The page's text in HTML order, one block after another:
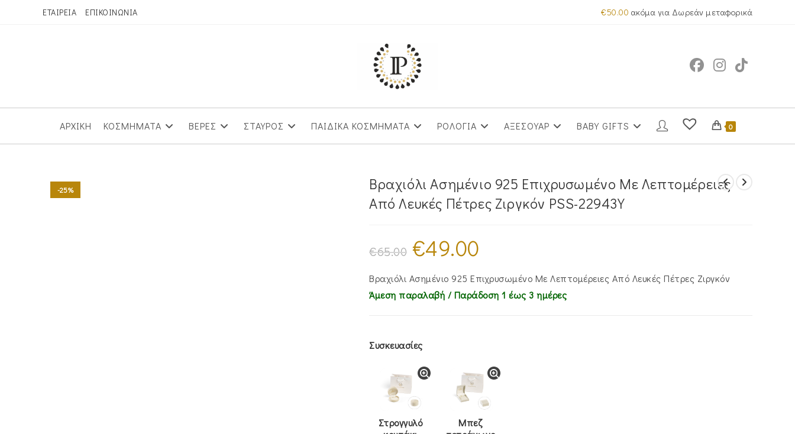
ΕΤΑΙΡΕΙΑ ΕΠΙΚΟΙΝΩΝΙΑ €50.00 ακόμα για Δωρεάν μεταφορικά
ΑΡΧΙΚΗ ΚΟΣΜΗΜΑΤΑ ΒΕΡΕΣ ΣΤΑΥΡΟΣ ΠΑΙΔΙΚΑ ΚΟΣΜΗΜΑΤΑ ΡΟΛΟΓΙΑ ΑΞΕΣΟΥΑΡ BABY GIFTS 0
-25%
Βραχιόλι Ασημένιο 925 Επιχρυσωμένο Με Λεπτομέρειες
Από Λευκές Πέτρες Ζιργκόν PSS-22943Y
€65.00
Original
price
was:
€49.00
Βραχιόλι Ασημένιο 925 Επιχρυσωμένο Με Λεπτομέρειες Από Λευκές Πέτρες Ζιργκόν
Άμεση παραλαβή / Παράδoση 1 έως 3 ημέρες
Συσκευασίες
Στρογγυλό
Μπεζ